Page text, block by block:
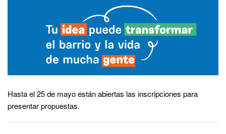
Hasta el 25 de mayo están abiertas las inscripciones para
presentar propuestas.